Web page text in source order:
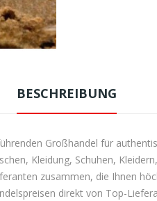
BESCHREIBUNG
Großhandel für
Kleidung, Schuhen,
zusammen, die Ihnen
direkt von Top-